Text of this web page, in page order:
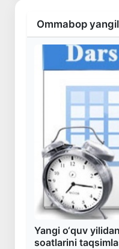
Ommabop
Yangi o‘quv
soatlarini